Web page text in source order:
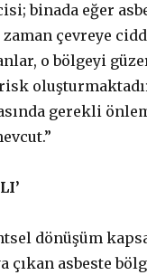
binada eğer
zaman çevreye
o bölgeyi
gerekli
dönüşüm
çıkan asbeste